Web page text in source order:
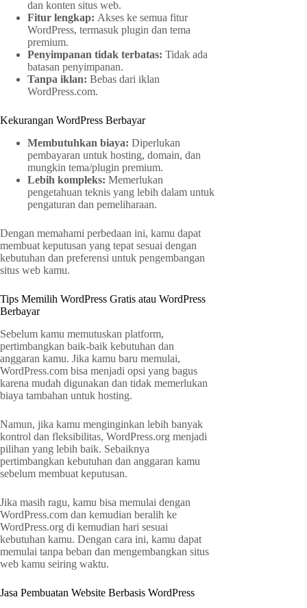
dan konten situs web.
Fitur lengkap: Akses ke semua fitur
WordPress, termasuk plugin dan tema
premium.
Penyimpanan tidak terbatas: Tidak ada
batasan penyimpanan.
Tanpa iklan: Bebas dari iklan
WordPress.com.
Kekurangan WordPress Berbayar
Membutuhkan biaya: Diperlukan
pembayaran untuk hosting, domain, dan
mungkin tema/plugin premium.
Lebih kompleks: Memerlukan
pengetahuan teknis yang lebih dalam untuk
pengaturan dan pemeliharaan.
Dengan memahami perbedaan ini, kamu dapat
membuat keputusan yang tepat sesuai dengan
kebutuhan dan preferensi untuk pengembangan
situs web kamu.
Tips Memilih WordPress Gratis atau WordPress
Berbayar
Sebelum kamu memutuskan platform,
pertimbangkan baik-baik kebutuhan dan
anggaran kamu. Jika kamu baru memulai,
WordPress.com bisa menjadi opsi yang bagus
karena mudah digunakan dan tidak memerlukan
biaya tambahan untuk hosting.
Namun, jika kamu menginginkan lebih banyak
kontrol dan fleksibilitas, WordPress.org menjadi
pilihan yang lebih baik. Sebaiknya
pertimbangkan kebutuhan dan anggaran kamu
sebelum membuat keputusan.
Jika masih ragu, kamu bisa memulai dengan
WordPress.com dan kemudian beralih ke
WordPress.org di kemudian hari sesuai
kebutuhan kamu. Dengan cara ini, kamu dapat
memulai tanpa beban dan mengembangkan situs
web kamu seiring waktu.
Jasa Pembuatan Website Berbasis WordPress